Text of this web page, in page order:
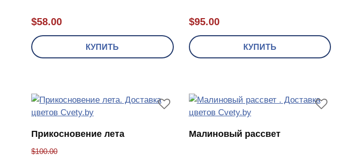
$58.00
КУПИТЬ
$95.00
КУПИТЬ
Прикосновение лета
$100.00
Малиновый рассвет